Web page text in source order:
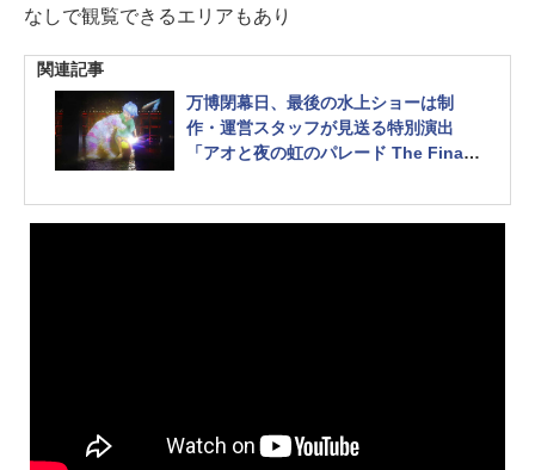
なしで観覧できるエリアもあり
関連記事
万博閉幕日、最後の水上ショーは制
作・運営スタッフが見送る特別演出
「アオと夜の虹のパレード The Final